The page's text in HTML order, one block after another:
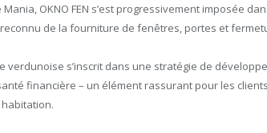
OKNO FEN s’est progressivement imposée
de la fourniture de fenêtres, portes et
verdunoise s’inscrit dans une stratégie de
financière – un élément rassurant pour les